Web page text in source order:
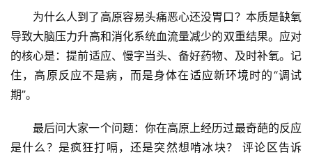
为什么人到了高原容易头痛恶心还没胃口？本质是缺氧
导致大脑压力升高和消化系统血流量减少的双重结果。应对
的核心是：提前适应、慢字当头、备好药物、及时补氧。记
住，高原反应不是病，而是身体在适应新环境时的“调试
期”。
最后问大家一个问题： 你在高原上经历过最奇葩的反应
是什么？是疯狂打嗝，还是突然想啃冰块？
评论区告诉